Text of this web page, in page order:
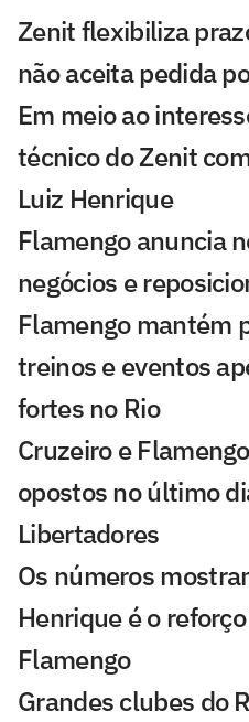
Zenit flexibiliza
não aceita pedida
Em meio ao
técnico do Zenit
Luiz Henrique
Flamengo anuncia
negócios e
Flamengo mantém
treinos e eventos
fortes no Rio
Cruzeiro e
opostos no último
Libertadores
Os números
Henrique é o
Flamengo
Grandes clubes do